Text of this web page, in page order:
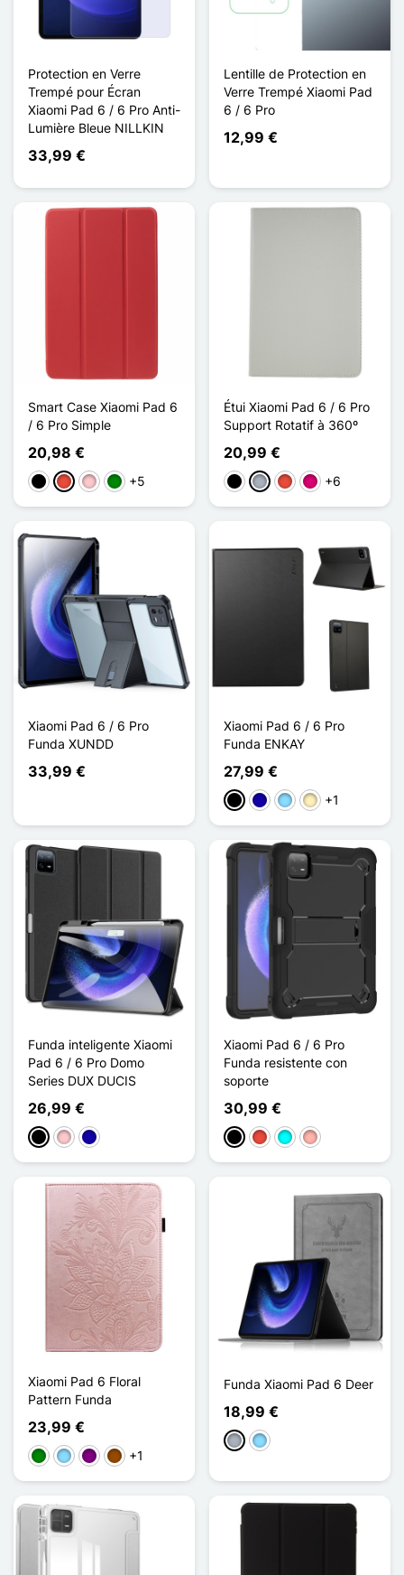
Protection en Verre
Trempé pour Écran
Xiaomi Pad 6 / 6 Pro Anti-
Lumière Bleue NILLKIN
33,99 €
Lentille de Protection en
Verre Trempé Xiaomi Pad
6 / 6 Pro
12,99 €
Smart Case Xiaomi Pad 6
/ 6 Pro Simple
20,98 €
NegroRojoRosaVerde
+5
Étui Xiaomi Pad 6 / 6 Pro
Support Rotatif à 360º
20,99 €
Negro
Gris RojoMagenta
+6
Xiaomi Pad 6 / 6 Pro
Funda XUNDD
33,99 €
Xiaomi Pad 6 / 6 Pro
Funda ENKAY
27,99 €
NegroAzul oscuro
Azul claro
Oro +1
Funda inteligente Xiaomi
Pad 6 / 6 Pro Domo
Series DUX DUCIS
26,99 €
NegroRosaAzul oscuro
Xiaomi Pad 6 / 6 Pro
Funda resistente con
soporte
30,99 €
NegroRojoCianOro rosa
Xiaomi Pad 6 Floral
Pattern Funda
23,99 €
VerdeAzul claro
PúrpuraMarrón
+1
Funda Xiaomi Pad 6 Deer
18,99 €
Gris Azul claro